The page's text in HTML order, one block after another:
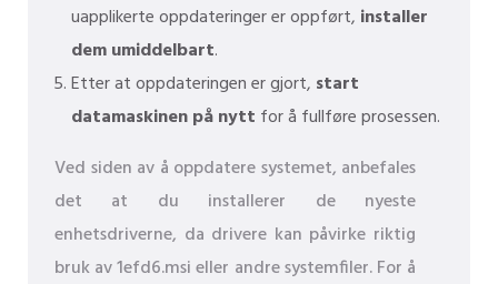
uapplikerte oppdateringer er oppført, installer
dem umiddelbart.
Etter at oppdateringen er gjort, start
datamaskinen på nytt for å fullføre prosessen.
Ved siden av å oppdatere systemet, anbefales
det at du installerer de nyeste
enhetsdriverne, da drivere kan påvirke riktig
bruk av 1efd6.msi eller andre systemfiler. For å